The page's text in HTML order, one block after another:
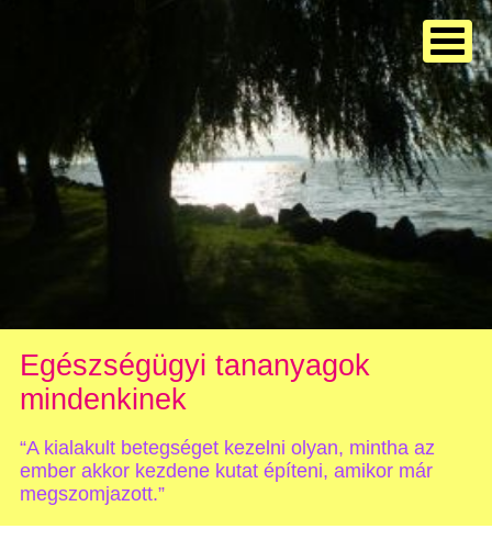
Egészségügyi tananyagok
mindenkinek
“A kialakult betegséget kezelni olyan, mintha az
ember akkor kezdene kutat építeni, amikor már
megszomjazott.”